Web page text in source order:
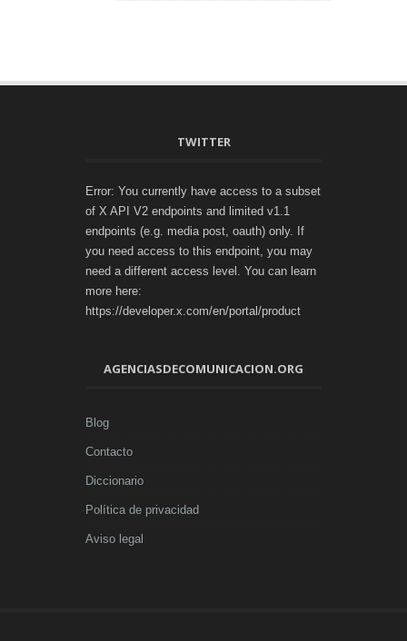
TWITTER
Error: You currently have access to a subset
of X API V2 endpoints and limited v1.1
endpoints (e.g. media post, oauth) only. If
you need access to this endpoint, you may
need a different access level. You can learn
more here:
https://developer.x.com/en/portal/product
AGENCIASDECOMUNICACION.ORG
Blog
Contacto
Diccionario
Política de privacidad
Aviso legal